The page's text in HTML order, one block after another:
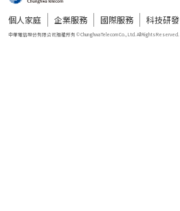
個人家庭 企業服務 國際服務 科技研發